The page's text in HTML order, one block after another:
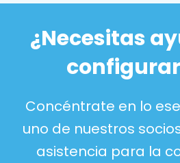
¿Necesitas
configurar
Concéntrate en lo
uno de nuestros
asistencia para la